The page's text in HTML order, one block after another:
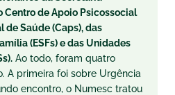
Centro de Apoio Psicossocial
Saúde (Caps), das
(ESFs) e das Unidades
Ao todo, foram quatro
A primeira foi sobre Urgência
encontro, o Numesc tratou